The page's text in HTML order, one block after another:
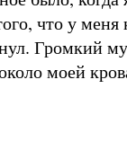
что у меня
Громкий
моей